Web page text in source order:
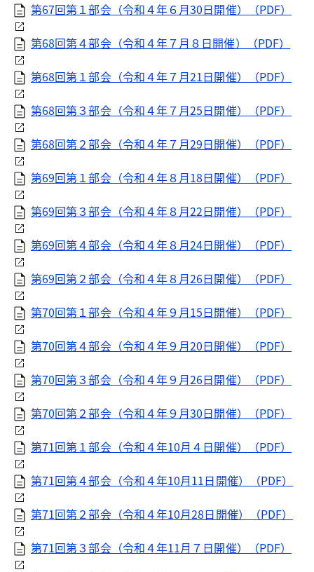
第67回第１部会（令和４年６月30日開催）（PDF）
第68回第４部会（令和４年７月８日開催）（PDF）
第68回第１部会（令和４年７月21日開催）（PDF）
第68回第３部会（令和４年７月25日開催）（PDF）
第68回第２部会（令和４年７月29日開催）（PDF）
第69回第１部会（令和４年８月18日開催）（PDF）
第69回第３部会（令和４年８月22日開催）（PDF）
第69回第４部会（令和４年８月24日開催）（PDF）
第69回第２部会（令和４年８月26日開催）（PDF）
第70回第１部会（令和４年９月15日開催）（PDF）
第70回第４部会（令和４年９月20日開催）（PDF）
第70回第３部会（令和４年９月26日開催）（PDF）
第70回第２部会（令和４年９月30日開催）（PDF）
第71回第１部会（令和４年10月４日開催）（PDF）
第71回第４部会（令和４年10月11日開催）（PDF）
第71回第２部会（令和４年10月28日開催）（PDF）
第71回第３部会（令和４年11月７日開催）（PDF）